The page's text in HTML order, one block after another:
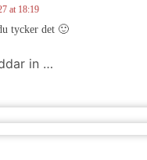
at 18:19
tycker det 🙂
in …